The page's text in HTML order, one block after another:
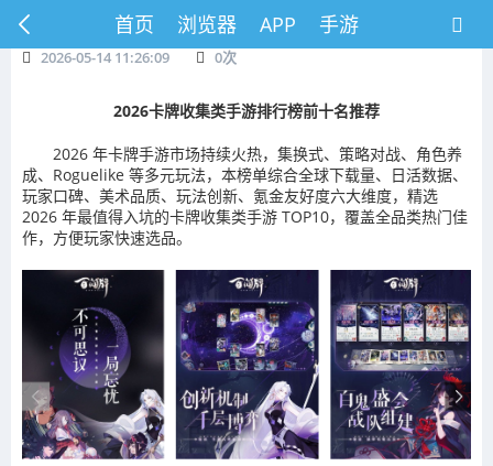
首页 浏览器 APP 手游
2026-05-14 11:26:09 0次
2026卡牌收集类手游排行榜前十名推荐
2026 年卡牌手游市场持续火热，集换式、策略对战、角色养
成、Roguelike 等多元玩法，本榜单综合全球下载量、日活数据、
玩家口碑、美术品质、玩法创新、氪金友好度六大维度，精选
2026 年最值得入坑的卡牌收集类手游 TOP10，覆盖全品类热门佳
作，方便玩家快速选品。